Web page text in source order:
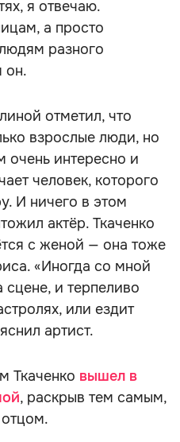
я отвечаю.
а просто
разного
он.
отметил, что
взрослые люди, но
очень интересно и
человек, которого
И ничего в этом
актёр. Ткаченко
с женой — она тоже
«Иногда со мной
сцене, и терпеливо
или ездит
артист.
Ткаченко вышел в
, раскрыв тем самым,
отцом.